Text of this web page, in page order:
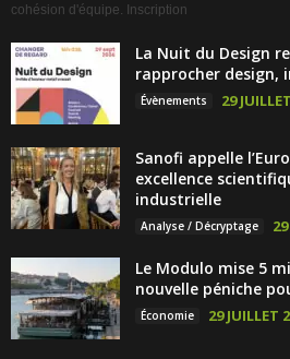
cohésion d'équipe. Inscription
La Nuit du Design
rapprocher design,
Évènements 29
Sanofi appelle
excellence
industrielle
Analyse / Décryptage
Le Modulo mise 5
nouvelle péniche
Économie 29 JUILLET